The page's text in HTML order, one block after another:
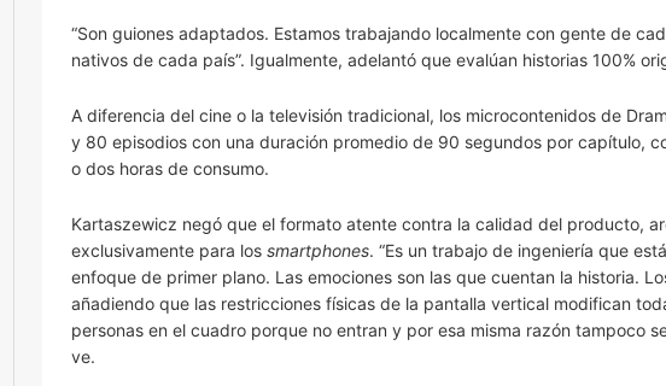
“Son guiones adaptados. Estamos trabajando localmente con gente de
nativos de cada país”. Igualmente, adelantó que evalúan historias 100%
A diferencia del cine o la televisión tradicional, los microcontenidos de
y 80 episodios con una duración promedio de 90 segundos por capítulo,
o dos horas de consumo.
Kartaszewicz negó que el formato atente contra la calidad del producto,
exclusivamente para los smartphones. “Es un trabajo de ingeniería que
enfoque de primer plano. Las emociones son las que cuentan la historia.
añadiendo que las restricciones físicas de la pantalla vertical modifican
personas en el cuadro porque no entran y por esa misma razón tampoco
ve.